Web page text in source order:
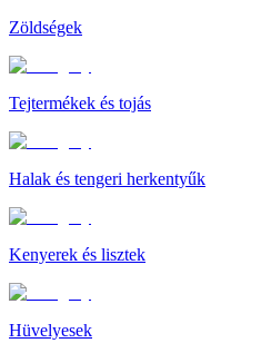
Zöldségek
Tejtermékek és tojás
Halak és tengeri herkentyűk
Kenyerek és lisztek
Hüvelyesek